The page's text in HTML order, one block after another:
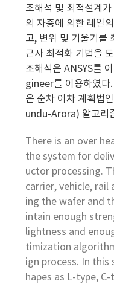
조해석 및 최적설계
의 자중에 의한 레일
고, 변위 및 기울기를
근사 최적화 기법을
조해석은 ANSYS를
gineer를 이용하였다
은 순차 이차 계획법
undu-Arora) 알고리
There is an over
the system for
uctor processing.
carrier, vehicle, rail
ing the wafer and
intain enough
lightness and
timization
ign process. In
hapes as L-type,